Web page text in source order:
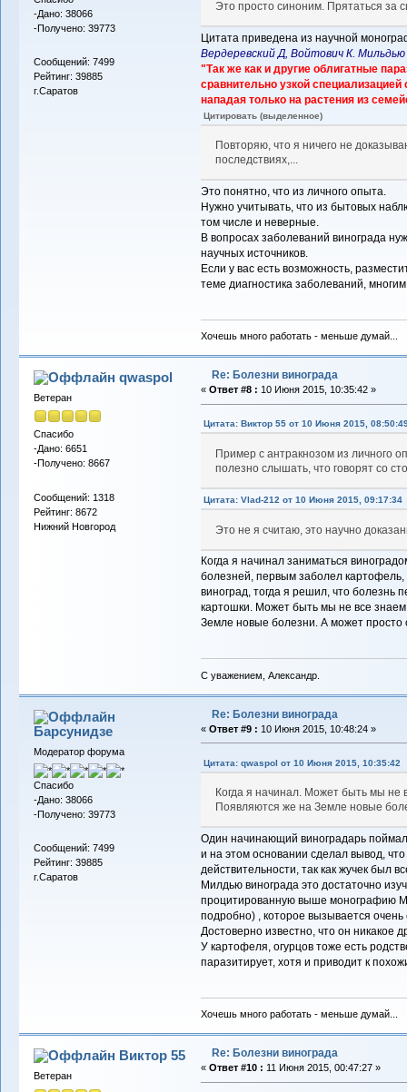
-Дано: 38066
-Получено: 39773
Сообщений: 7499
Рейтинг: 39885
г.Саратов
Это просто синоним. Прятаться за
Цитата приведена из научной
Вердеревский Д, Войтович К.
"Так же как и другие облигатные
сравнительно узкой специализацией
нападая только на растения из
Цитировать (выделенное)
Повторяю, что я ничего не
последствиях,...
Это понятно, что из личного опыта.
Нужно учитывать, что из бытовых
том числе и неверные.
В вопросах заболеваний винограда
научных источников.
Если у вас есть возможность,
теме диагностика заболеваний,
Хочешь много работать - меньше думай...
qwaspol
Ветеран
Спасибо
-Дано: 6651
-Получено: 8667
Сообщений: 1318
Рейтинг: 8672
Нижний Новгород
Re: Болезни винограда
« Ответ #8 : 10 Июня 2015, 10:35:42 »
Цитата: Виктор 55 от 10 Июня 2015,
Пример с антракнозом из личного
полезно слышать, что говорят со
Цитата: Vlad-212 от 10 Июня 2015, 09:17:34
Это не я считаю, это научно
Когда я начинал заниматься
болезней, первым заболел
виноград, тогда я решил, что болезнь
картошки. Может быть мы не все
Земле новые болезни. А может просто
С уважением, Александр.
Барсунидзе
Модератор форума
Спасибо
-Дано: 38066
-Получено: 39773
Сообщений: 7499
Рейтинг: 39885
г.Саратов
Re: Болезни винограда
« Ответ #9 : 10 Июня 2015, 10:48:24 »
Цитата: qwaspol от 10 Июня 2015, 10:35:42
Когда я начинал. Может быть мы не
Появляются же на Земле новые
Один начинающий виноградарь
и на этом основании сделал вывод,
действительности, так как жучек был
Милдью винограда это достаточно
процитированную выше монографию
подробно) , которое вызывается
Достоверно известно, что он никакое
У картофеля, огурцов тоже есть
паразитирует, хотя и приводит к
Хочешь много работать - меньше думай...
Виктор 55
Ветеран
Re: Болезни винограда
« Ответ #10 : 11 Июня 2015, 00:47:27 »